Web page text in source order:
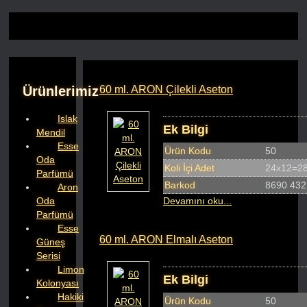
60 ml. ARON Çilekli Aseton
Ek Bilgi
Ürün Kodu
50
Koli İçi Adet
Barkod
8690
Devamını oku...
60 ml. ARON Elmalı Aseton
Ek Bilgi
Ürün Kodu
50
Ürünlerimiz
Islak
Mendil
Esse
Oda
Parfümü
Aron
Oda
Parfümü
Esse
Güneş
Serisi
Limon
Kolonyası
Hakiki